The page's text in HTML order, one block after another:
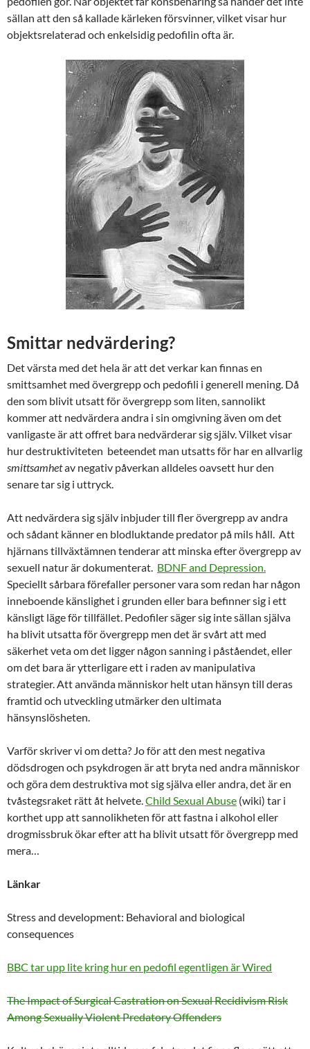
sällan att den så kallade kärleken försvinner, vilket visar hur
objektsrelaterad och enkelsidig pedofilin ofta är.
Smittar nedvärdering?
Det värsta med det hela är att det verkar kan finnas en
smittsamhet med övergrepp och pedofili i generell mening. Då
den som blivit utsatt för övergrepp som liten, sannolikt
kommer att nedvärdera andra i sin omgivning även om det
vanligaste är att offret bara nedvärderar sig själv. Vilket visar
hur destruktiviteten beteendet man utsatts för har en allvarlig
smittsamhetav negativ påverkan alldeles oavsett hur den
senare tar sig i uttryck.
Att nedvärdera sig själv inbjuder till fler övergrepp av andra
och sådant känner en blodluktande predator på mils håll. Att
hjärnans tillväxtämnen tenderar att minska efter övergrepp av
sexuell natur är dokumenterat. BDNF and Depression.
Speciellt sårbara förefaller personer vara som redan har någon
inneboende känslighet i grunden eller bara befinner sig i ett
känsligt läge för tillfället. Pedofiler säger sig inte sällan själva
ha blivit utsatta för övergrepp men det är svårt att med
säkerhet veta om det ligger någon sanning i påståendet, eller
om det bara är ytterligare ett i raden av manipulativa
strategier. Att använda människor helt utan hänsyn till deras
framtid och utveckling utmärker den ultimata
hänsynslösheten.
Varför skriver vi om detta? Jo för att den mest negativa
dödsdrogen och psykdrogen är att bryta ned andra människor
och göra dem destruktiva mot sig själva eller andra, det är en
tvåstegsraket rätt åt helvete.Child Sexual Abuse (wiki) tar i
korthet upp att sannolikheten för att fastna i alkohol eller
drogmissbruk ökar efter att ha blivit utsatt för övergrepp med
mera…
Länkar
Stress and development: Behavioral and biological
consequences
BBC tar upp lite kring hur en pedofil egentligen är Wired
The Impact of Surgical Castration on Sexual Recidivism Risk
Among Sexually Violent Predatory Offenders